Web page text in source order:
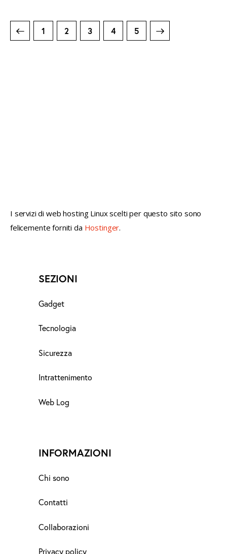
Paginazione
degli PAGE
1 PAGE
2 PAGE
3 PAGE
4 PAGE
5
>
I servizi di web hosting Linux scelti per questo sito sono
felicemente forniti da Hostinger.
SEZIONI
Gadget
Tecnologia
Sicurezza
Intrattenimento
Web Log
INFORMAZIONI
Chi sono
Contatti
Collaborazioni
Privacy policy